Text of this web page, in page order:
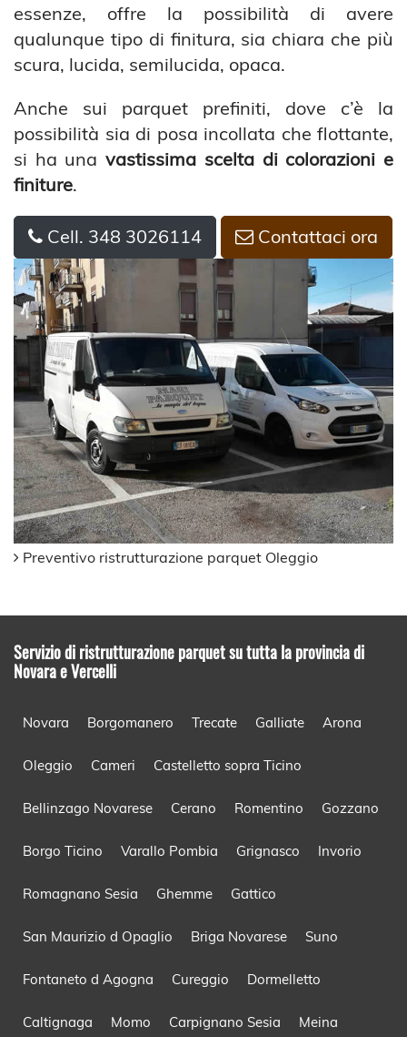
essenze, offre la possibilità di avere
qualunque tipo di finitura, sia chiara che più
scura, lucida, semilucida, opaca.
Anche sui parquet prefiniti, dove c’è la
possibilità sia di posa incollata che flottante,
si ha unavastissima scelta di colorazioni e
finiture.
Cell. 348 3026114 Contattaci ora
Preventivo ristrutturazione parquet Oleggio
Servizio di ristrutturazione parquet su tutta la provincia di
Novara e Vercelli
Novara Borgomanero Trecate Galliate Arona
Oleggio Cameri Castelletto sopra Ticino
Bellinzago Novarese Cerano Romentino Gozzano
Borgo Ticino Varallo Pombia Grignasco Invorio
Romagnano Sesia Ghemme Gattico
San Maurizio d Opaglio Briga Novarese Suno
Fontaneto d Agogna Cureggio Dormelletto
Caltignaga Momo Carpignano Sesia Meina